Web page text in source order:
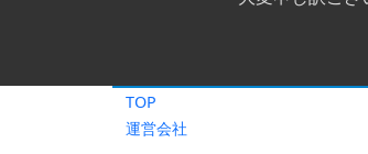
TOP
運営会社